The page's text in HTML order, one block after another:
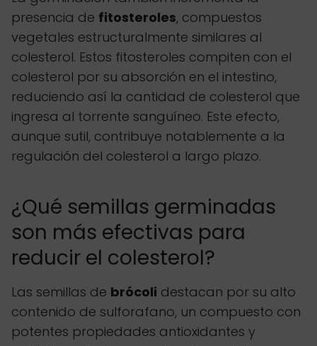
presencia de fitosteroles, compuestos
vegetales estructuralmente similares al
colesterol. Estos fitosteroles compiten con el
colesterol por su absorción en el intestino,
reduciendo así la cantidad de colesterol que
ingresa al torrente sanguíneo. Este efecto,
aunque sutil, contribuye notablemente a la
regulación del colesterol a largo plazo.
¿Qué semillas germinadas
son más efectivas para
reducir el colesterol?
Las semillas de brócoli destacan por su alto
contenido de sulforafano, un compuesto con
potentes propiedades antioxidantes y